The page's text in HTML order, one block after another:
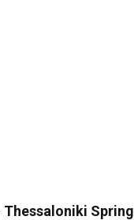
Thessaloniki Spring